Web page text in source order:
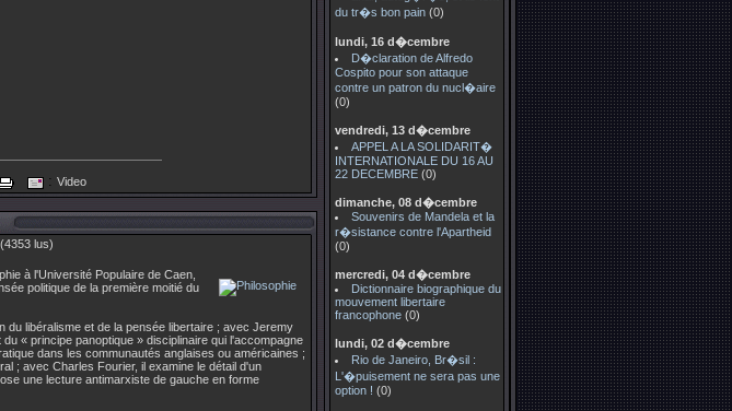
: Video
lus)
à l'Université Populaire de Caen,
politique de la première moitié du
du libéralisme et de la pensée libertaire ; avec Jeremy
« principe panoptique » disciplinaire qui l'accompagne
dans les communautés anglaises ou américaines ;
; avec Charles Fourier, il examine le détail d'un
une lecture antimarxiste de gauche en forme
du tr�s bon pain (0)
lundi, 16 d�cembre
D�claration de Alfredo
Cospito pour son attaque
contre un patron du nucl�aire
(0)
vendredi, 13 d�cembre
APPEL A LA SOLIDARIT�
INTERNATIONALE DU 16 AU
22 DECEMBRE (0)
dimanche, 08 d�cembre
Souvenirs de Mandela et la
r�sistance contre l'Apartheid
(0)
mercredi, 04 d�cembre
Dictionnaire biographique du
mouvement libertaire
francophone (0)
lundi, 02 d�cembre
Rio de Janeiro, Br�sil :
L'�puisement ne sera pas une
option ! (0)